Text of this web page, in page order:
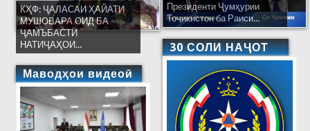
КҲФ: ҶАЛАСАИ ҲАЙАТИ
МУШОВАРА ОИД БА
ҶАМЪБАСТИ
НАТИҶАҲОИ...
Маводҳои видеоӣ
Президенти Ҷумҳурии
Тоҷикистон ба Раиси...
30 СОЛИ НАҶОТ